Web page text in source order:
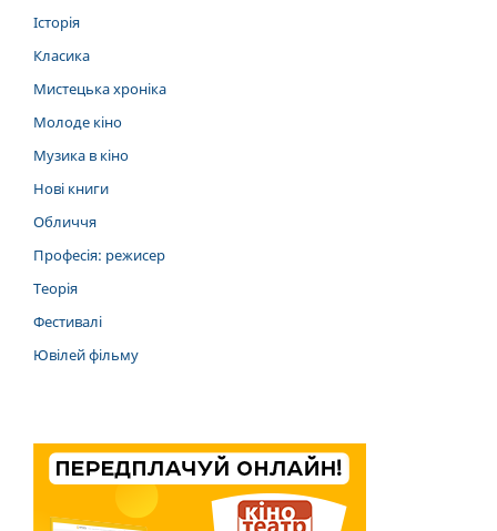
Історія
Класика
Мистецька хроніка
Молоде кіно
Музика в кіно
Нові книги
Обличчя
Професія: режисер
Теорія
Фестивалі
Ювілей фільму